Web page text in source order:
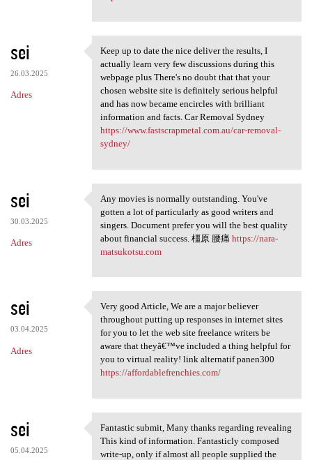
sei
26.03.2025
Adres
Keep up to date the nice
Keep up to date the nice deliver the results, I
actually learn very few discussions during this
webpage plus There's no doubt that that your
chosen website site is definitely serious helpful
and has now became encircles with brilliant
information and facts. Car Removal Sydney
https://www.fastscrapmetal.com.au/car-removal-
sydney/
sei
30.03.2025
Adres
Any movies is normally
Any movies is normally outstanding. You've
gotten a lot of particularly as good writers and
singers. Document prefer you will the best quality
about financial success. 橿原 腰痛 https://nara-
matsukotsu.com
sei
03.04.2025
Adres
Very good Article, We are a
Very good Article, We are a major believer
throughout putting up responses in internet sites
for you to let the web site freelance writers be
aware that theyâ€™ve included a thing helpful for
you to virtual reality! link alternatif panen300
https://affordablefrenchies.com/
sei
05.04.2025
Fantastic submit, Many thanks
Fantastic submit, Many thanks regarding revealing
This kind of information. Fantasticly composed
write-up, only if almost all people supplied the